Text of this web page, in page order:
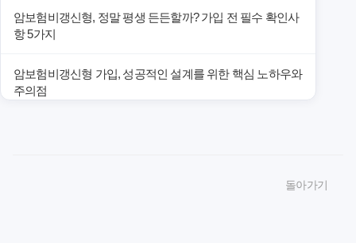
암보험비갱신형, 정말 평생 든든할까? 가입 전 필수 확인사
항 5가지
암보험비갱신형 가입, 성공적인 설계를 위한 핵심 노하우와
주의점
돌아가기